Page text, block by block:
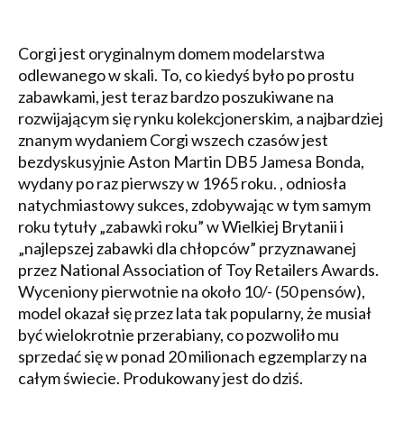
Corgi jest oryginalnym domem modelarstwa
odlewanego w skali. To, co kiedyś było po prostu
zabawkami, jest teraz bardzo poszukiwane na
rozwijającym się rynku kolekcjonerskim, a najbardziej
znanym wydaniem Corgi wszech czasów jest
bezdyskusyjnie Aston Martin DB5 Jamesa Bonda,
wydany po raz pierwszy w 1965 roku. , odniosła
natychmiastowy sukces, zdobywając w tym samym
roku tytuły „zabawki roku” w Wielkiej Brytanii i
„najlepszej zabawki dla chłopców” przyznawanej
przez National Association of Toy Retailers Awards.
Wyceniony pierwotnie na około 10/- (50 pensów),
model okazał się przez lata tak popularny, że musiał
być wielokrotnie przerabiany, co pozwoliło mu
sprzedać się w ponad 20 milionach egzemplarzy na
całym świecie. Produkowany jest do dziś.